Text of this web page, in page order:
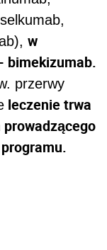
w
bimekizumab.
przerwy
leczenie trwa